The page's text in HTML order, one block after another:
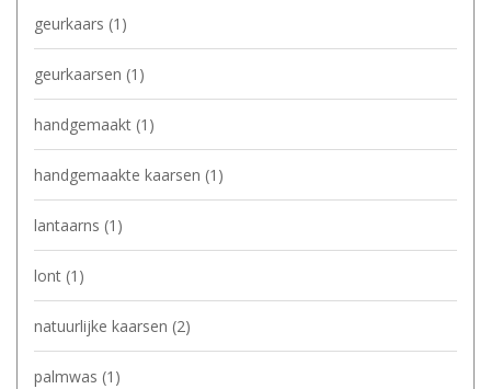
geurkaars (1)
geurkaarsen (1)
handgemaakt (1)
handgemaakte kaarsen (1)
lantaarns (1)
lont (1)
natuurlijke kaarsen (2)
palmwas (1)